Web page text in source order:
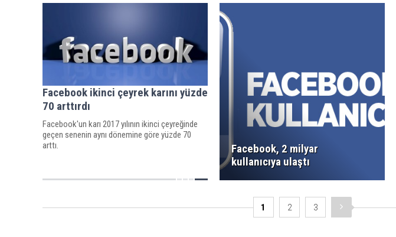
Facebook ikinci çeyrek karını yüzde
70 arttırdı
Facebook'un karı 2017 yılının ikinci çeyreğinde
geçen senenin aynı dönemine göre yüzde 70
arttı.
Facebook, 2 milyar
kullanıcıya ulaştı
1 2 3